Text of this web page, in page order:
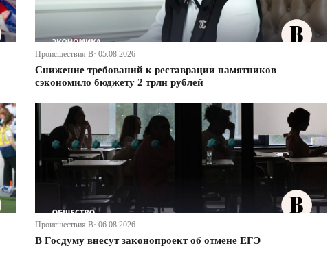
Происшествия В· 05.08.2026
Снижение требований к реставрации памятников
сэкономило бюджету 2 трлн рублей
Происшествия В· 06.08.2026
В Госдуму внесут законопроект об отмене ЕГЭ